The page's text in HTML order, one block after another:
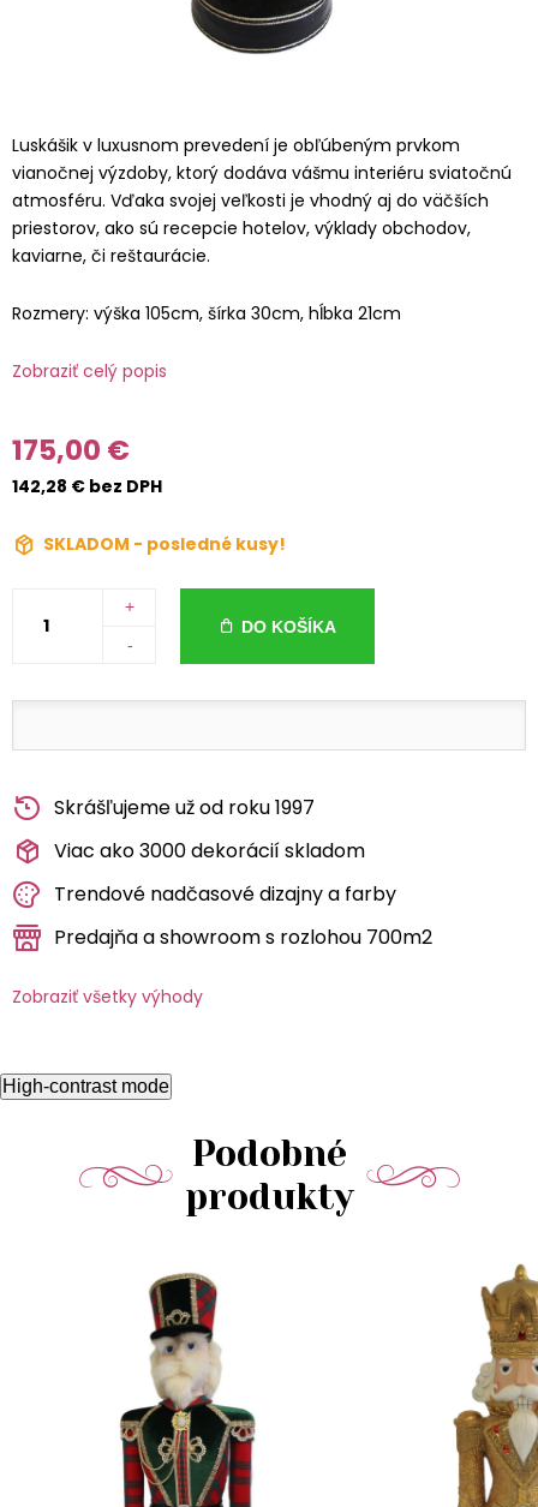
Luskášik v luxusnom prevedení je obľúbeným prvkom
vianočnej výzdoby, ktorý dodáva vášmu interiéru sviatočnú
atmosféru. Vďaka svojej veľkosti je vhodný aj do väčších
priestorov, ako sú recepcie hotelov, výklady obchodov,
kaviarne, či reštaurácie.
Rozmery: výška 105cm, šírka 30cm, hĺbka 21cm
Zobraziť celý popis
175,00 €
142,28 € bez DPH
SKLADOM - posledné kusy!
+
-
DO KOŠÍKA
Skrášľujeme už od roku 1997
Viac ako 3000 dekorácií skladom
Trendové nadčasové dizajny a farby
Predajňa a showroom s rozlohou 700m2
Zobraziť všetky výhody
High-contrast mode
Podobné
produkty